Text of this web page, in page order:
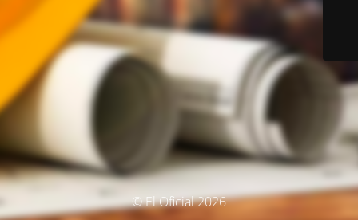
© El Oficial 2026